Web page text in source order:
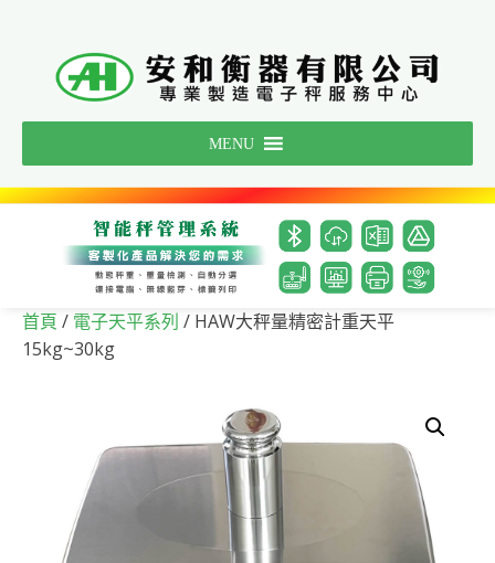
MENU
首頁 / 電子天平系列 / HAW大秤量精密計重天平
15kg~30kg